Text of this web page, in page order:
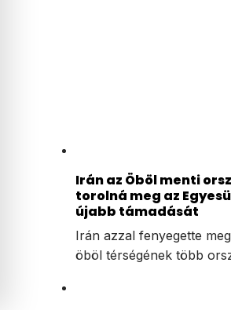
Irán az Öböl menti
torolná meg az
újabb támadását
Irán azzal fenyegette
öböl térségének több